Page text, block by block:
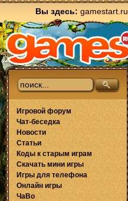
Вы здесь: gamestart.ru
Игровой форум
Чат-беседка
Новости
Статьи
Коды к старым играм
Скачать мини игры
Игры для телефона
Онлайн игры
ЧаВо